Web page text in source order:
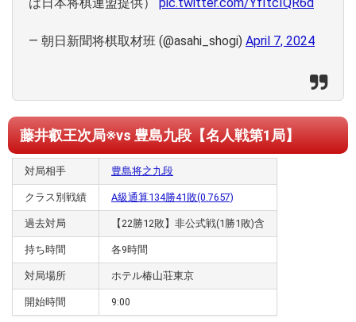
— 朝日新聞将棋取材班 (@asahi_shogi) April 7, 2024
藤井叡王次局※vs 豊島九段【名人戦第1局】
対局相手 豊島将之九段
クラス別戦績 A級通算134勝41敗(0.7657)
過去対局 【22勝12敗】非公式戦(1勝1敗)含
持ち時間 各9時間
対局場所 ホテル椿山荘東京
開始時間 9:00